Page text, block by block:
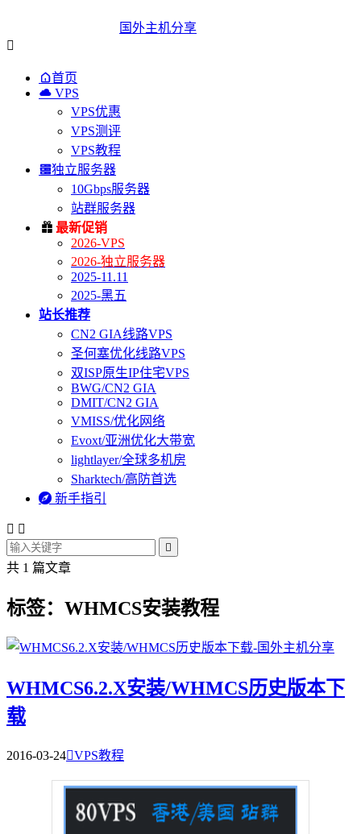
国外主机分享

首页
 VPS
VPS优惠
VPS测评
VPS教程
独立服务器
10Gbps服务器
站群服务器
 最新促销
2026-VPS
2026-独立服务器
2025-11.11
2025-黑五
站长推荐
CN2 GIA线路VPS
圣何塞优化线路VPS
双ISP原生IP住宅VPS
BWG/CN2 GIA
DMIT/CN2 GIA
VMISS/优化网络
Evoxt/亚洲优化大带宽
lightlayer/全球多机房
Sharktech/高防首选
 新手指引
 

共 1 篇文章
标签：WHMCS安装教程
WHMCS6.2.X安装/WHMCS历史版本下
载
2016-03-24VPS教程